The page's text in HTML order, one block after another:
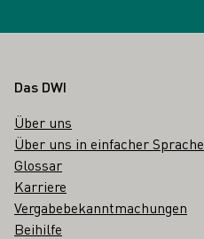
Fußbereich
Das DWI
Über uns
Über uns in einfacher Sprache
Glossar
Karriere
Vergabebekanntmachungen
Beihilfe